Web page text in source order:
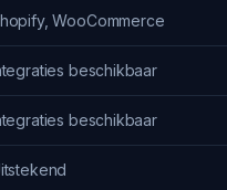
WooCommerce
beschikbaar
beschikbaar